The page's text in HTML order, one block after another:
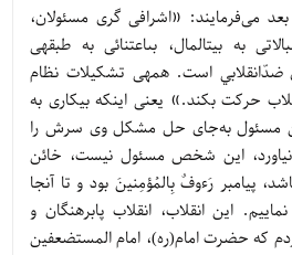
می‌فرمایند: «اشرافی گری مسئولان،
به بيت‏المال، بى‏اعتنائى به طبقه‏ى
است. همه‏ى تشكيلات نظام
حركت بكند.» یعنی اینکه بیکاری به
مسئول به‌جای حل مشکل وی سرش را
نیاورد، این شخص مسئول نیست، خائن
پیامبر رَءوفٌ بِالمُؤمِنینَ بود و تا آنجا
این انقلاب، انقلاب پابرهنگان و
که حضرت امام(ره)، امام المستضعفین